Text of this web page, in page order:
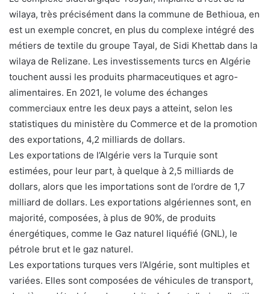
wilaya, très précisément dans la commune de Bethioua, en
est un exemple concret, en plus du complexe intégré des
métiers de textile du groupe Tayal, de Sidi Khettab dans la
wilaya de Relizane. Les investissements turcs en Algérie
touchent aussi les produits pharmaceutiques et agro-
alimentaires. En 2021, le volume des échanges
commerciaux entre les deux pays a atteint, selon les
statistiques du ministère du Commerce et de la promotion
des exportations, 4,2 milliards de dollars.
Les exportations de l’Algérie vers la Turquie sont
estimées, pour leur part, à quelque à 2,5 milliards de
dollars, alors que les importations sont de l’ordre de 1,7
milliard de dollars. Les exportations algériennes sont, en
majorité, composées, à plus de 90%, de produits
énergétiques, comme le Gaz naturel liquéfié (GNL), le
pétrole brut et le gaz naturel.
Les exportations turques vers l’Algérie, sont multiples et
variées. Elles sont composées de véhicules de transport,